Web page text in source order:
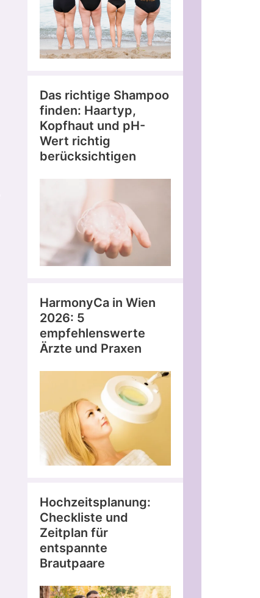
Das richtige Shampoo
finden: Haartyp,
Kopfhaut und pH-
Wert richtig
berücksichtigen
HarmonyCa in Wien
2026: 5
empfehlenswerte
Ärzte und Praxen
Hochzeitsplanung:
Checkliste und
Zeitplan für
entspannte
Brautpaare